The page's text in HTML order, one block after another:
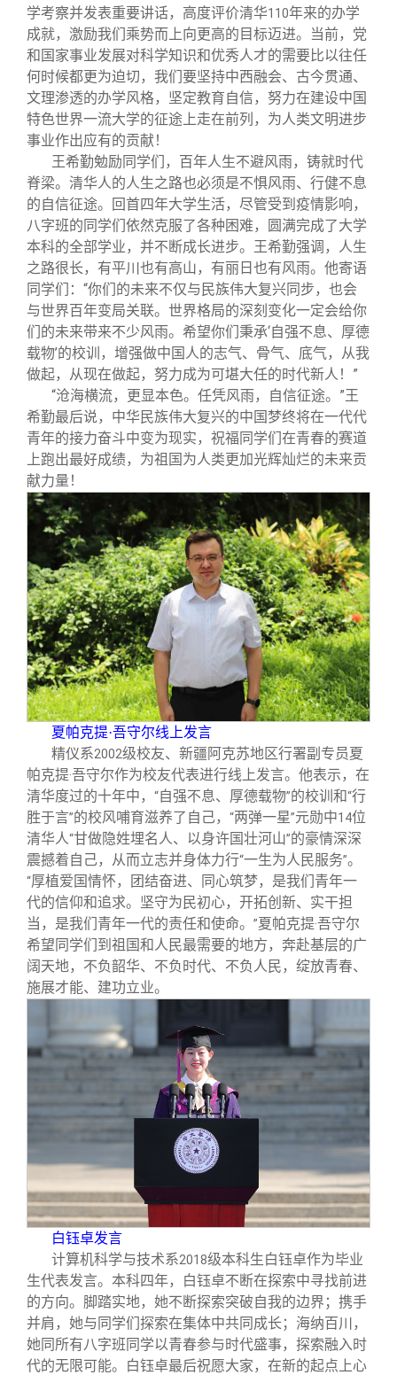
学考察并发表重要讲话，高度评价清华110年来的办学
成就，激励我们乘势而上向更高的目标迈进。当前，党
和国家事业发展对科学知识和优秀人才的需要比以往任
何时候都更为迫切，我们要坚持中西融会、古今贯通、
文理渗透的办学风格，坚定教育自信，努力在建设中国
特色世界一流大学的征途上走在前列，为人类文明进步
事业作出应有的贡献！
王希勤勉励同学们，百年人生不避风雨，铸就时代
脊梁。清华人的人生之路也必须是不惧风雨、行健不息
的自信征途。回首四年大学生活，尽管受到疫情影响，
八字班的同学们依然克服了各种困难，圆满完成了大学
本科的全部学业，并不断成长进步。王希勤强调，人生
之路很长，有平川也有高山，有丽日也有风雨。他寄语
同学们：“你们的未来不仅与民族伟大复兴同步，也会
与世界百年变局关联。世界格局的深刻变化一定会给你
们的未来带来不少风雨。希望你们秉承‘自强不息、厚德
载物’的校训，增强做中国人的志气、骨气、底气，从我
做起，从现在做起，努力成为可堪大任的时代新人！”
“沧海横流，更显本色。任凭风雨，自信征途。”王
希勤最后说，中华民族伟大复兴的中国梦终将在一代代
青年的接力奋斗中变为现实，祝福同学们在青春的赛道
上跑出最好成绩，为祖国为人类更加光辉灿烂的未来贡
献力量！
夏帕克提·吾守尔线上发言
精仪系2002级校友、新疆阿克苏地区行署副专员夏
帕克提·吾守尔作为校友代表进行线上发言。他表示，在
清华度过的十年中， “自强不息、厚德载物”的校训和“行
胜于言”的校风哺育滋养了自己， “两弹一星”元勋中14位
清华人“甘做隐姓埋名人、以身许国壮河山”的豪情深深
震撼着自己，从而立志并身体力行“一生为人民服务”。
“厚植爱国情怀，团结奋进、同心筑梦，是我们青年一
代的信仰和追求。坚守为民初心，开拓创新、实干担
当，是我们青年一代的责任和使命。 ”夏帕克提·吾守尔
希望同学们到祖国和人民最需要的地方，奔赴基层的广
阔天地，不负韶华、不负时代、不负人民，绽放青春、
施展才能、建功立业。
白钰卓发言
计算机科学与技术系2018级本科生白钰卓作为毕业
生代表发言。本科四年，白钰卓不断在探索中寻找前进
的方向。脚踏实地，她不断探索突破自我的边界；携手
并肩，她与同学们探索在集体中共同成长；海纳百川，
她同所有八字班同学以青春参与时代盛事，探索融入时
代的无限可能。白钰卓最后祝愿大家，在新的起点上心